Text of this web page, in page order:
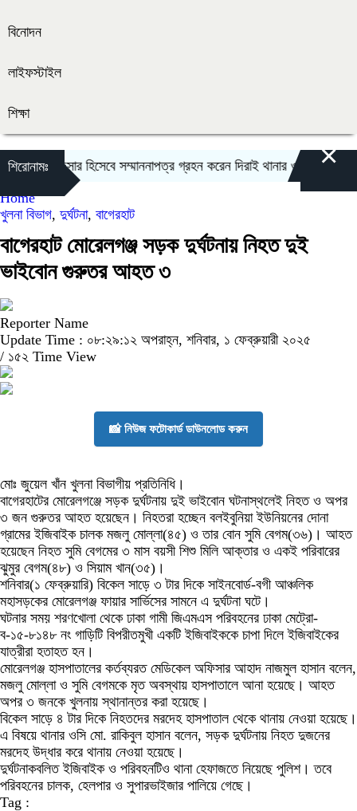
বিনোদন
লাইফস্টাইল
শিক্ষা
শিরোনামঃঅফিসার হিসেবে সম্মাননাপত্র গ্রহন করেন দিরাই থানার ওসি মোঃ আমিনুল
×
Home
খুলনা বিভাগ, দুর্ঘটনা, বাগেরহাট
বাগেরহাট মোরেলগঞ্জ সড়ক দুর্ঘটনায় নিহত দুই
ভাইবোন গুরুতর আহত ৩
Reporter Name
Update Time : ০৮:২৯:১২ অপরাহ্ন, শনিবার, ১ ফেব্রুয়ারী ২০২৫
/ ১৫২ Time View
📸 নিউজ ফটোকার্ড ডাউনলোড করুন
মোঃ জুয়েল খাঁন খুলনা বিভাগীয় প্রতিনিধি।
বাগেরহাটের মোরেলগঞ্জে সড়ক দুর্ঘটনায় দুই ভাইবোন ঘটনাস্থলেই নিহত ও অপর
৩ জন গুরুতর আহত হয়েছেন। নিহতরা হচ্ছেন বলইবুনিয়া ইউনিয়নের দোনা
গ্রামের ইজিবাইক চালক মজলু মোল্লা(৪৫) ও তার বোন সুমি বেগম(৩৬)। আহত
হয়েছেন নিহত সুমি বেগমের ৩ মাস বয়সী শিশু মিলি আক্তার ও একই পরিবারের
ঝুমুর বেগম(৪৮) ও সিয়াম খান(৩৫)।
শনিবার(১ ফেব্রুয়ারি) বিকেল সাড়ে ৩ টার দিকে সাইনবোর্ড-বগী আঞ্চলিক
মহাসড়কের মোরেলগঞ্জ ফায়ার সার্ভিসের সামনে এ দুর্ঘটনা ঘটে।
ঘটনার সময় শরণখোলা থেকে ঢাকা গামী জিএমএস পরিবহনের ঢাকা মেট্রো-
ব-১৫-৮১৪৮ নং গাড়িটি বিপরীতমুখী একটি ইজিবাইককে চাপা দিলে ইজিবাইকের
যাত্রীরা হতাহত হন।
মোরেলগঞ্জ হাসপাতালের কর্তব্যরত মেডিকেল অফিসার আহাদ নাজমুল হাসান বলেন,
মজলু মোল্লা ও সুমি বেগমকে মৃত অবস্থায় হাসপাতালে আনা হয়েছে। আহত
অপর ৩ জনকে খুলনায় স্থানান্তর করা হয়েছে।
বিকেল সাড়ে ৪ টার দিকে নিহতদের মরদেহ হাসপাতাল থেকে থানায় নেওয়া হয়েছে।
এ বিষয়ে থানার ওসি মো. রাকিবুল হাসান বলেন, সড়ক দুর্ঘটনায় নিহত দুজনের
মরদেহ উদ্ধার করে থানায় নেওয়া হয়েছে।
দুর্ঘটনাকবলিত ইজিবাইক ও পরিবহনটিও থানা হেফাজতে নিয়েছে পুলিশ। তবে
পরিবহনের চালক, হেলপার ও সুপারভাইজার পালিয়ে গেছে।
Tag :